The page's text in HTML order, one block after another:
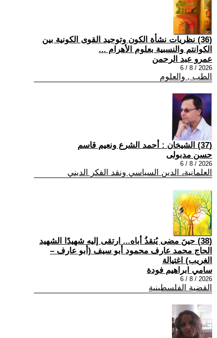
(36) نظريات نشأة الكون وتوحيد القوى الكونية بين
الكوانتم والنسبية بعلوم الأهرام ...
عمرو عبد الرحمن
2026 / 8 / 6
الطب , والعلوم
(37) الشيخان : أحمد الشرع ونعيم قاسم
حسن مدبولى
2026 / 8 / 6
العلمانية، الدين السياسي ونقد الفكر الديني
(38) حينَ مضى يُنقذُ أباه... ارتقى إليه شهيدًا الشهيد
الحاج محمد عارف محمود أبو سيف (أبو عارف –
الغريب) اغتيالة
سامي ابراهيم فودة
2026 / 8 / 6
القضية الفلسطينية